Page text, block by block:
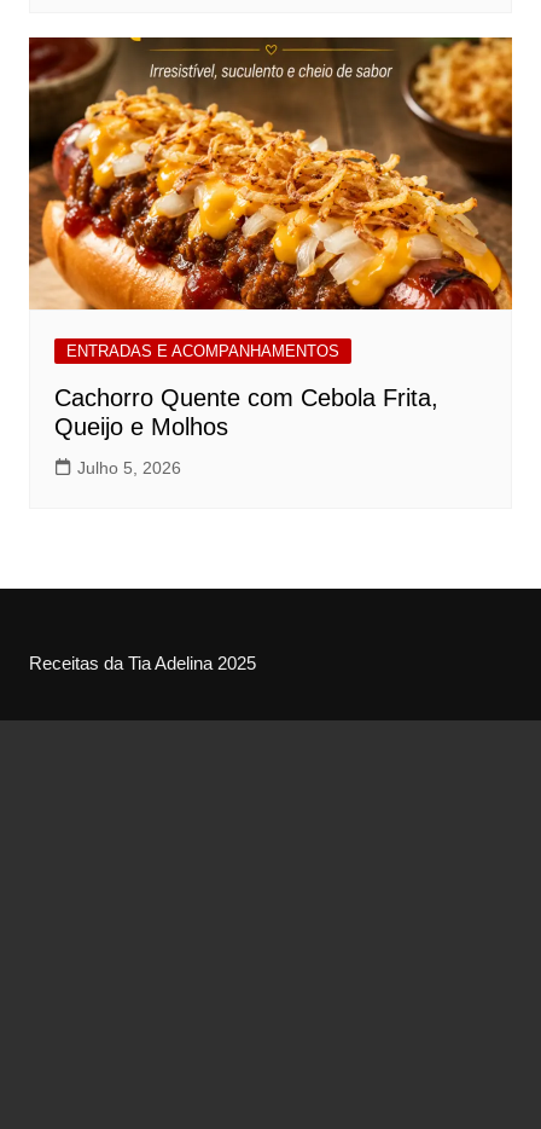
ENTRADAS E ACOMPANHAMENTOS
Cachorro Quente com Cebola Frita,
Queijo e Molhos
Julho 5, 2026
Receitas da Tia Adelina 2025